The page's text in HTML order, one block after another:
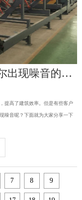
日常运行时钢筋滚笼焊机偶尔出现噪音的主要原因是什么？
提高了建筑效率。但是有些客户
噪音呢？下面就为大家分享一下
7 8 9